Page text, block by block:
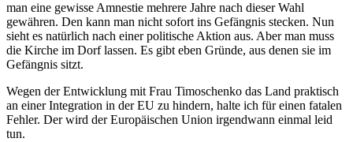
man eine gewisse Amnestie mehrere Jahre nach dieser Wahl
gewähren. Den kann man nicht sofort ins Gefängnis stecken. Nun
sieht es natürlich nach einer politische Aktion aus. Aber man muss
die Kirche im Dorf lassen. Es gibt eben Gründe, aus denen sie im
Gefängnis sitzt.
Wegen der Entwicklung mit Frau Timoschenko das Land praktisch
an einer Integration in der EU zu hindern, halte ich für einen fatalen
Fehler. Der wird der Europäischen Union irgendwann einmal leid
tun.